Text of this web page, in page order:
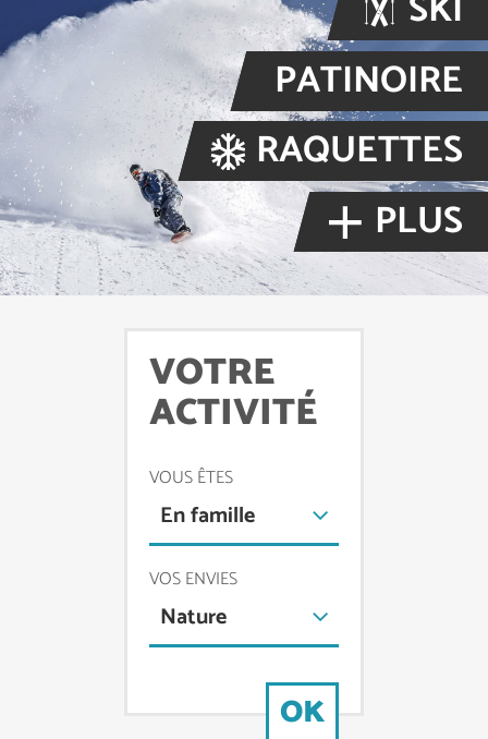
PATINOIRE
RAQUETTES
PLUS
VOTRE
ACTIVITÉ
VOUS ÊTES
En famille
VOS ENVIES
Nature
OK